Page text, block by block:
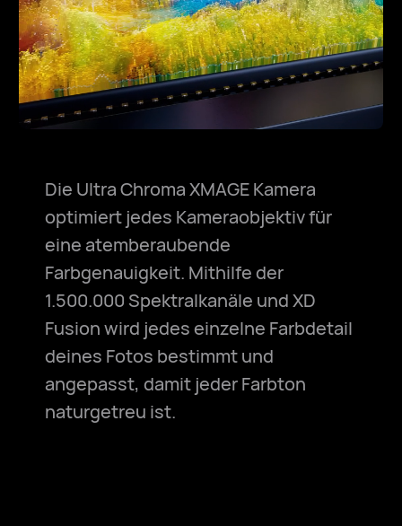
Die Ultra Chroma XMAGE Kamera
optimiert jedes Kameraobjektiv für
eine atemberaubende
Farbgenauigkeit. Mithilfe der
1.500.000 Spektralkanäle und XD
Fusion wird jedes einzelne Farbdetail
deines Fotos bestimmt und
angepasst, damit jeder Farbton
naturgetreu ist.